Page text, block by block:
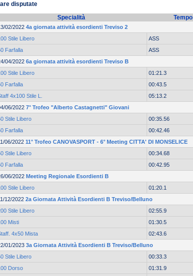
disputate
Specialità
Tempo
02/2022 4a giornata attività esordienti Treviso 2
Stile Libero
ASS
Farfalla
ASS
04/2022 6a giornata attività esordienti Treviso B
Stile Libero
01:21.3
Farfalla
00:43.5
4x100 Stile L.
05:13.2
06/2022 7° Trofeo "Alberto Castagnetti" Giovani
Stile Libero
00:35.56
Farfalla
00:42.46
06/2022 11° Trofeo CANOVASPORT - 6° Meeting CITTA' DI MONSELICE
Stile Libero
00:34.68
Farfalla
00:42.95
06/2022 Meeting Regionale Esordienti B
Stile Libero
01:20.1
12/2022 2a Giornata Attività Esordienti B Treviso/Belluno
Stile Libero
02:55.9
Misti
01:30.5
4x50 Mista
02:43.6
01/2023 3a Giornata Attività Esordienti B Treviso/Belluno
Stile Libero
00:33.3
Dorso
01:31.9